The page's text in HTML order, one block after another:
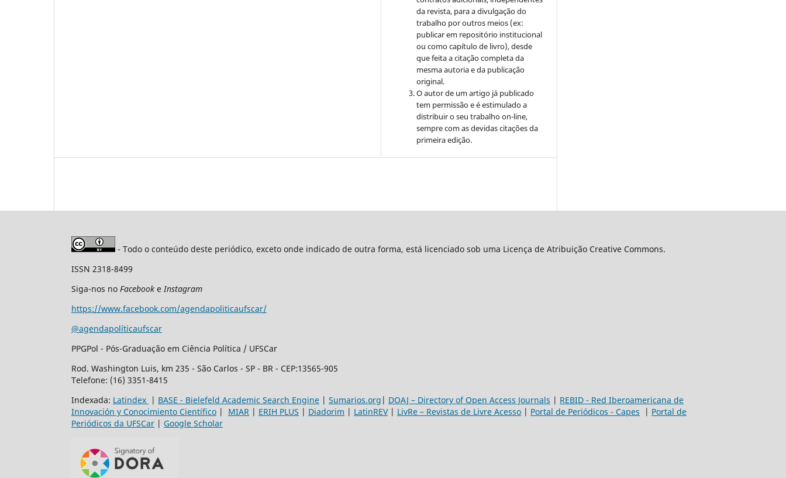
da revista, para a divulgação do
trabalho por outros meios (ex:
publicar em repositório institucional
ou como capítulo de livro), desde
que feita a citação completa da
mesma autoria e da publicação
original.
O autor de um artigo já publicado
tem permissão e é estimulado a
distribuir o seu trabalho on-line,
sempre com as devidas citações da
primeira edição.
- Todo o conteúdo deste periódico, exceto onde indicado de outra forma, está licenciado sob uma Licença de Atribuição Creative Commons.
ISSN 2318-8499
Siga-nos no Facebook e Instagram
https://www.facebook.com/agendapoliticaufscar/
@agendapolíticaufscar
PPGPol - Pós-Graduação em Ciência Política / UFSCar
Rod. Washington Luis, km 235 - São Carlos - SP - BR - CEP:13565-905
Telefone: (16) 3351-8415
Indexada: Latindex | BASE - Bielefeld Academic Search Engine | Sumarios.org | DOAJ – Directory of Open Access Journals | REBID - Red Iberoamericana de
Innovación y Conocimiento Científico | MIAR | ERIH PLUS | Diadorim | LatinREV| LivRe – Revistas de Livre Acesso | Portal de Periódicos - Capes | Portal de
Periódicos da UFSCar | Google Scholar